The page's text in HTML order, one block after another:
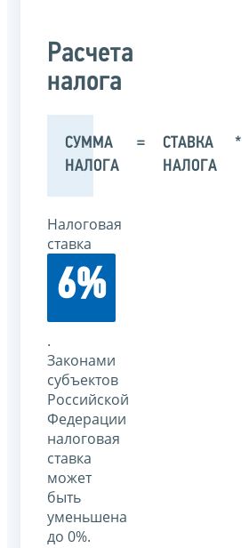
Расчета
налога
СУММА
НАЛОГА
=
СТАВКА
НАЛОГА
*
Налоговая
ставка
6%
.
Законами
субъектов
Российской
Федерации
налоговая
ставка
может
быть
уменьшена
до 0%.